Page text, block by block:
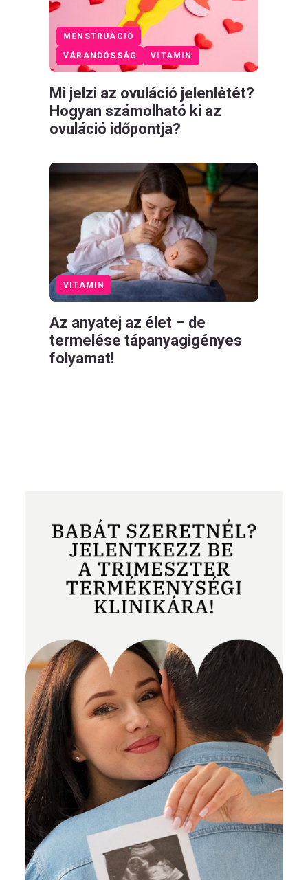
VÁRANDÓSSÁG VITAMIN
MENSTRUÁCIÓ
Mi jelzi az ovuláció jelenlétét?
Hogyan számolható ki az
ovuláció időpontja?
VITAMIN
Az anyatej az élet – de
termelése tápanyagigényes
folyamat!